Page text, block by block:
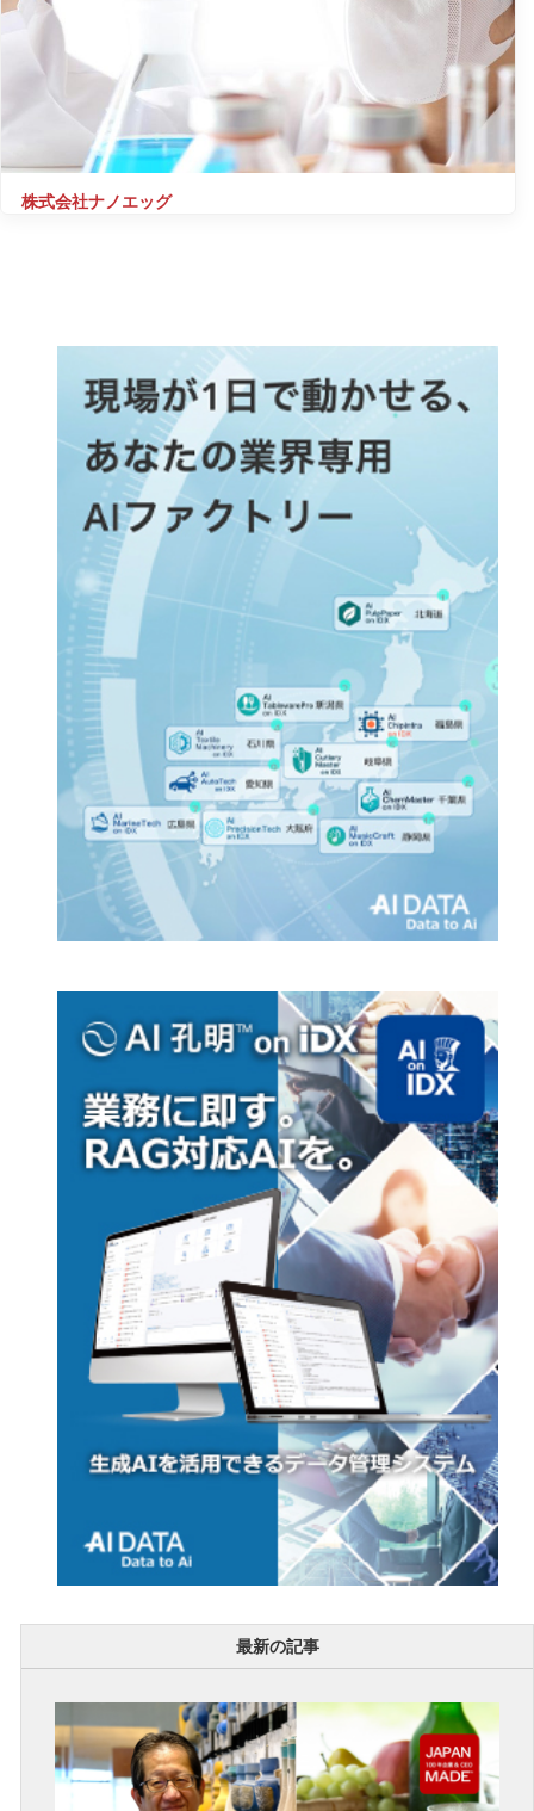
株式会社ナノエッグ
最新の記事